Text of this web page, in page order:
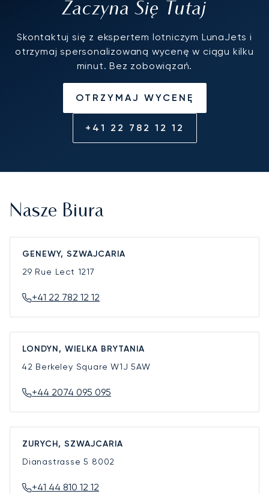
Zaczyna Się Tutaj
Skontaktuj się z ekspertem lotniczym LunaJets i
otrzymaj spersonalizowaną wycenę w ciągu kilku
minut. Bez zobowiązań.
OTRZYMAJ WYCENĘ
+41 22 782 12 12
Nasze Biura
GENEWY, SZWAJCARIA
29 Rue Lect 1217
+41 22 782 12 12
LONDYN, WIELKA BRYTANIA
42 Berkeley SquareW1J 5AW
+44 2074 095 095
ZURYCH, SZWAJCARIA
Dianastrasse 5 8002
+41 44 810 12 12